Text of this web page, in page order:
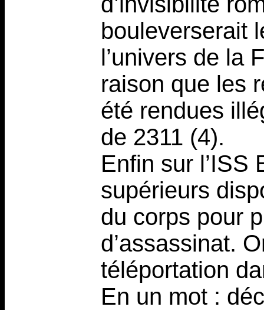
bouleverserait
l’univers de la
raison que les
été rendues
de 2311 (4).
Enfin sur l’ISS
supérieurs
du corps pour
d’assassinat.
téléportation
En un mot :